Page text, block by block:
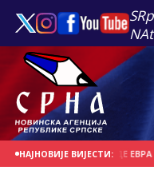
НАЈНОВИЈЕ ВИЈЕСТИ:
МИЛИЈАРДЕ ЕВРА ПОМОЋИ